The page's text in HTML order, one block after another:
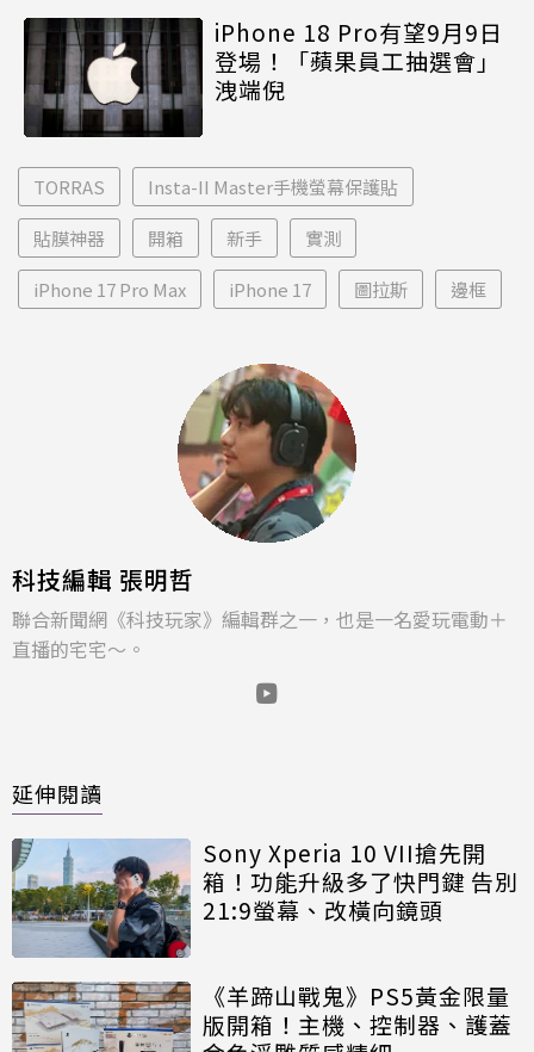
iPhone 18 Pro有望9月9日
登場！「蘋果員工抽選會」
洩端倪
TORRAS Insta-II Master手機螢幕保護貼
貼膜神器 開箱 新手 實測
iPhone 17 Pro Max iPhone 17 圖拉斯 邊框
科技編輯 張明哲
聯合新聞網《科技玩家》編輯群之一，也是一名愛玩電動＋
直播的宅宅～。
延伸閱讀
Sony Xperia 10 VII搶先開
箱！功能升級多了快門鍵 告別
21:9螢幕、改橫向鏡頭
《羊蹄山戰鬼》PS5黃金限量
版開箱！主機、控制器、護蓋